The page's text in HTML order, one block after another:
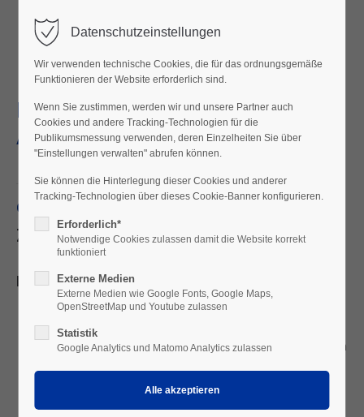
Home
DAS PROJEKT WINDPARK
ALTÖTTING
QAIR
Zeitleiste
Lage & Infrastuktur:
Altöttinger und Burghauser Forst zwischen Burghausen
und Altötting
Plangebiet soll im zukünftigen Regionalplan Südostbayern
Anlieferung über die Autobahn und die vorhandenen, gut
Datenschutzeinstellungen
Wir verwenden technische Cookies, die für das ordnungsgemäße
Funktionieren der Website erforderlich sind.
Wenn Sie zustimmen, werden wir und unsere Partner auch
Cookies und andere Tracking-Technologien für die
Publikumsmessung verwenden, deren Einzelheiten Sie über
"Einstellungen verwalten" abrufen können.
Sie können die Hinterlegung dieser Cookies und anderer
Tracking-Technologien über dieses Cookie-Banner konfigurieren.
Erforderlich*
Notwendige Cookies zulassen damit die Website korrekt
funktioniert
Externe Medien
Externe Medien wie Google Fonts, Google Maps,
OpenStreetMap und Youtube zulassen
Statistik
Google Analytics und Matomo Analytics zulassen